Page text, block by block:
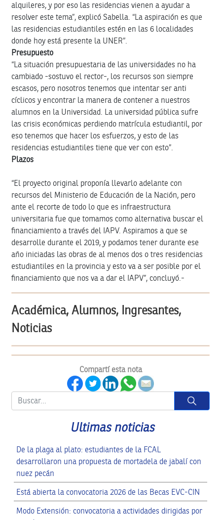
alquileres, y por eso las residencias vienen a ayudar a
resolver este tema”, explicó Sabella. “La aspiración es que
las residencias estudiantiles estén en las 6 localidades
donde hoy está presente la UNER”.
Presupuesto
“La situación presupuestaria de las universidades no ha
cambiado -sostuvo el rector-, los recursos son siempre
escasos, pero nosotros tenemos que intentar ser anti
cíclicos y encontrar la manera de contener a nuestros
alumnos en la Universidad. La universidad pública sufre
las crisis económicas perdiendo matrícula estudiantil, por
eso tenemos que hacer los esfuerzos, y esto de las
residencias estudiantiles tiene que ver con esto”.
Plazos
“El proyecto original proponía llevarlo adelante con
recursos del Ministerio de Educación de la Nación, pero
ante el recorte de todo lo que es infraestructura
universitaria fue que tomamos como alternativa buscar el
financiamiento a través del IAPV. Aspiramos a que se
desarrolle durante el 2019, y podamos tener durante ese
año iniciadas las obras de al menos dos o tres residencias
estudiantiles en la provincia y esto va a ser posible por el
financiamiento que nos va a dar el IAPV”, concluyó.-
Académica, Alumnos, Ingresantes,
Noticias
Compartí esta nota
Button
Ultimas noticias
De la plaga al plato: estudiantes de la FCAL
desarrollaron una propuesta de mortadela de jabalí con
nuez pecán
Está abierta la convocatoria 2026 de las Becas EVC-CIN
Modo Extensión: convocatoria a actividades dirigidas por